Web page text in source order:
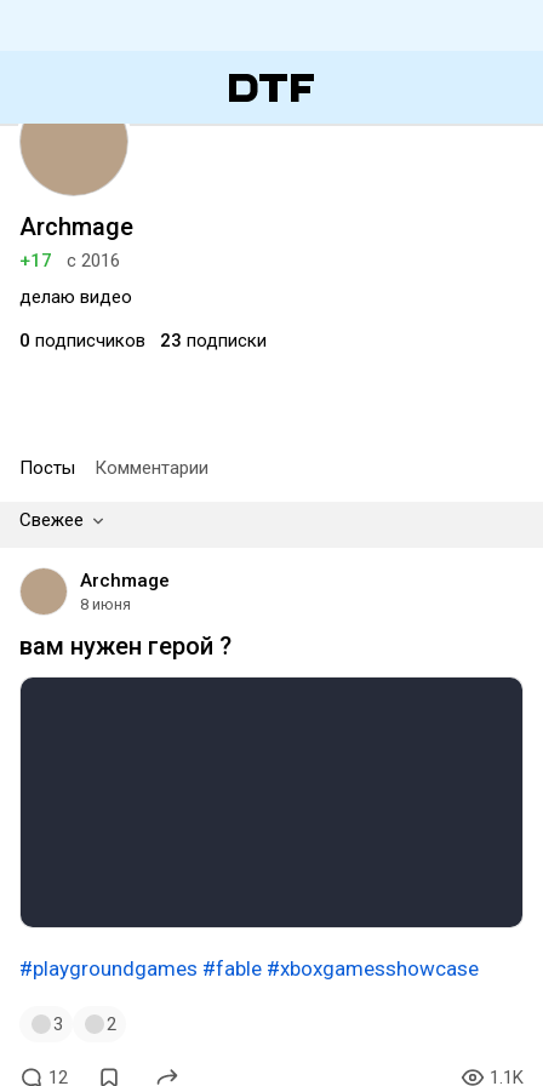
Archmage
+17
с 2016
делаю видео
0 подписчиков 23 подписки
Посты Комментарии
Свежее
Archmage
8 июня
вам нужен герой ?
#playgroundgames #fable #xboxgamesshowcase
3 2
12 1.1K